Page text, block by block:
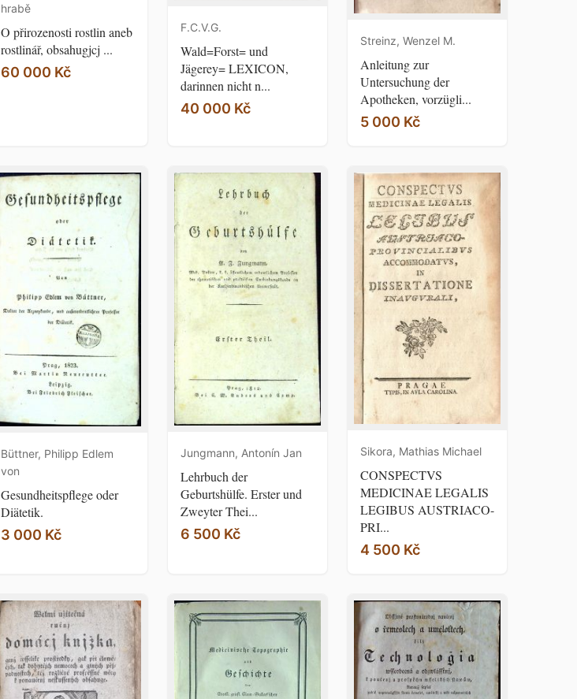
hrabě
O přirozenosti rostlin aneb
rostlinář, obsahugjcj ...
60 000 Kč
F.C.V.G.
Wald=Forst= und
Jägerey= LEXICON,
darinnen nicht n...
40 000 Kč
Streinz, Wenzel M.
Anleitung zur
Untersuchung der
Apotheken, vorzügli...
5 000 Kč
Büttner, Philipp Edlem
von
Gesundheitspflege oder
Diätetik.
3 000 Kč
Jungmann, Antonín Jan
Lehrbuch der
Geburtshülfe. Erster und
Zweyter Thei...
6 500 Kč
Sikora, Mathias Michael
CONSPECTVS
MEDICINAE LEGALIS
LEGIBUS AUSTRIACO-
PRI...
4 500 Kč